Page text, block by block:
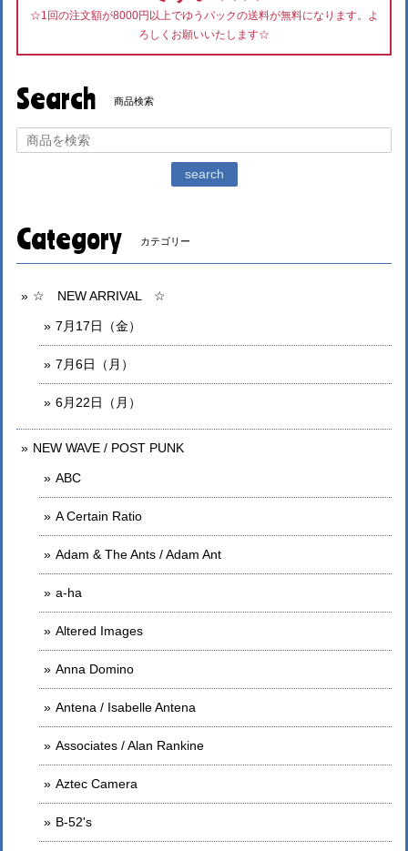
☆1回の注文額が8000円以上でゆうパックの送料が無料になります。よ
ろしくお願いいたします☆
Search 商品検索
search
Category カテゴリー
☆ NEW ARRIVAL ☆
7月17日（金）
7月6日（月）
6月22日（月）
NEW WAVE / POST PUNK
ABC
A Certain Ratio
Adam & The Ants / Adam Ant
a-ha
Altered Images
Anna Domino
Antena / Isabelle Antena
Associates / Alan Rankine
Aztec Camera
B-52's